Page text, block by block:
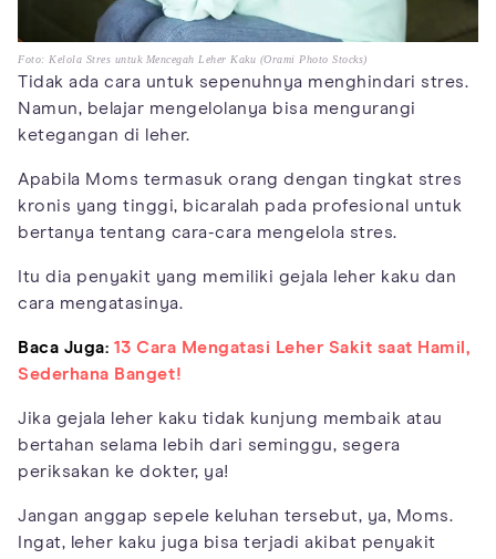
Foto: Kelola Stres untuk Mencegah Leher Kaku (Orami Photo Stocks)
Tidak ada cara untuk sepenuhnya menghindari stres.
Namun, belajar mengelolanya bisa mengurangi
ketegangan di leher.
Apabila Moms termasuk orang dengan tingkat stres
kronis yang tinggi, bicaralah pada profesional untuk
bertanya tentang cara-cara mengelola stres.
Itu dia penyakit yang memiliki gejala leher kaku dan
cara mengatasinya.
Baca Juga: 13 Cara Mengatasi Leher Sakit saat Hamil,
Sederhana Banget!
Jika gejala leher kaku tidak kunjung membaik atau
bertahan selama lebih dari seminggu, segera
periksakan ke dokter, ya!
Jangan anggap sepele keluhan tersebut, ya, Moms.
Ingat, leher kaku juga bisa terjadi akibat penyakit